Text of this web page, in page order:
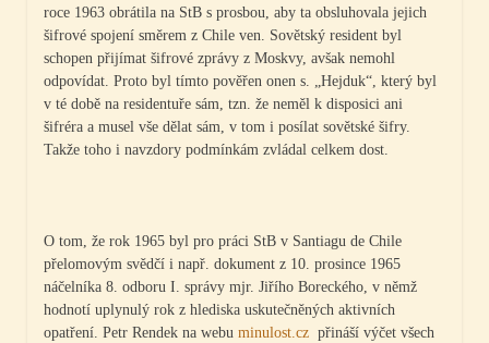
roce 1963 obrátila na StB s prosbou, aby ta obsluhovala jejich
šifrové spojení směrem z Chile ven. Sovětský resident byl
schopen přijímat šifrové zprávy z Moskvy, avšak nemohl
odpovídat. Proto byl tímto pověřen onen s. „Hejduk“, který byl
v té době na residentuře sám, tzn. že neměl k disposici ani
šifréra a musel vše dělat sám, v tom i posílat sovětské šifry.
Takže toho i navzdory podmínkám zvládal celkem dost.
O tom, že rok 1965 byl pro práci StB v Santiagu de Chile
přelomovým svědčí i např. dokument z 10. prosince 1965
náčelníka 8. odboru I. správy mjr. Jiřího Boreckého, v němž
hodnotí uplynulý rok z hlediska uskutečněných aktivních
opatření. Petr Rendek na webu minulost.cz přináší výčet všech